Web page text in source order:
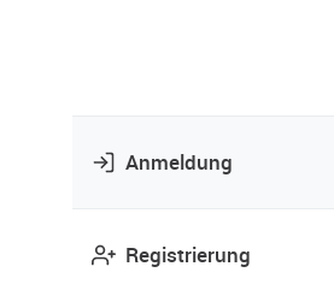
Anmeldung
Registrierung